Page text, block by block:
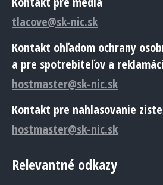
tlacove@sk-nic.sk
Kontakt ohľadom ochrany
a pre spotrebiteľov a
hostmaster@sk-nic.sk
Kontakt pre nahlasovanie
hostmaster@sk-nic.sk
Relevantné odkazy